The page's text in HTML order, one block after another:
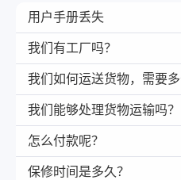
用户手册丢失
我们有工厂吗？
我们如何运送货物，需要
我们能够处理货物运输吗？
怎么付款呢？
保修时间是多久？